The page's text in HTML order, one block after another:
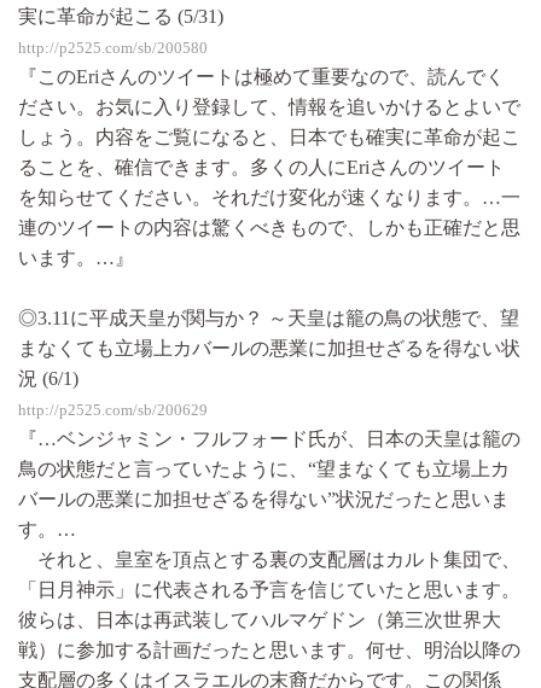
実に革命が起こる (5/31)
http://p2525.com/sb/200580
『このEriさんのツイートは極めて重要なので、読んでく
ださい。お気に入り登録して、情報を追いかけるとよいで
しょう。内容をご覧になると、日本でも確実に革命が起こ
ることを、確信できます。多くの人にEriさんのツイート
を知らせてください。それだけ変化が速くなります。…一
連のツイートの内容は驚くべきもので、しかも正確だと思
います。…』
◎3.11に平成天皇が関与か？ ～天皇は籠の鳥の状態で、望
まなくても立場上カバールの悪業に加担せざるを得ない状
況 (6/1)
http://p2525.com/sb/200629
『…ベンジャミン・フルフォード氏が、日本の天皇は籠の
鳥の状態だと言っていたように、“望まなくても立場上カ
バールの悪業に加担せざるを得ない”状況だったと思いま
す。…
それと、皇室を頂点とする裏の支配層はカルト集団で、
「日月神示」に代表される予言を信じていたと思います。
彼らは、日本は再武装してハルマゲドン（第三次世界大
戦）に参加する計画だったと思います。何せ、明治以降の
支配層の多くはイスラエルの末裔だからです。この関係